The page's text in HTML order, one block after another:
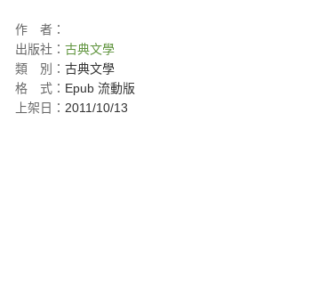
作
者：
出版社： 古典文學
類
別： 古典文學
格
式： Epub 流動版
上架日： 2011/10/13